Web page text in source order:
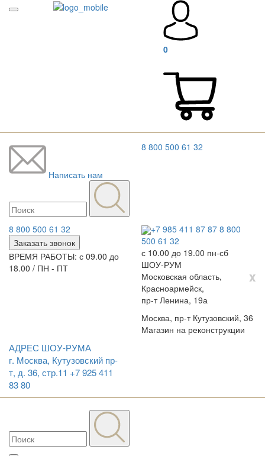
0
Написать нам
8 800 500 61 32
8 800 500 61 32
Заказать звонок
ВРЕМЯ РАБОТЫ: с 09.00 до
18.00 / ПН - ПТ
+7 985 411 87 87 8 800
500 61 32
с 10.00 до 19.00 пн-сб
ШОУ-РУМ
x
Московская область,
Красноармейск,
пр-т Ленина, 19а
Москва, пр-т Кутузовский, 36
Магазин на реконструкции
АДРЕС ШОУ-РУМА
г. Москва, Кутузовский пр-
т, д. 36, стр.11 +7 925 411
83 80